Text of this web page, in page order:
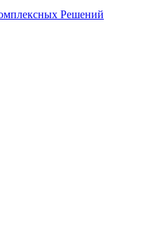
Решений